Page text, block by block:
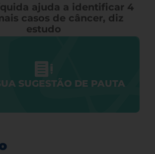
ajuda a identificar 4
casos de câncer, diz
estudo
SUGESTÃO DE PAUTA